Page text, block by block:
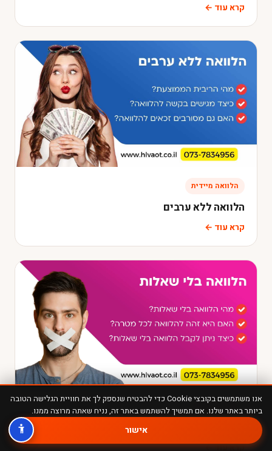
קרא עוד ←
הלוואה מיידית
הלוואה ללא ערבים
קרא עוד ←
הלוואה מיידית
קרא עוד ←
אנו משתמשים בקובצי Cookie כדי להבטיח שנספק לך את חוויית הגלישה הטובה
ביותר באתר שלנו. אם תמשיך להשתמש באתר זה, נניח שאתה מרוצה ממנו.
אישור